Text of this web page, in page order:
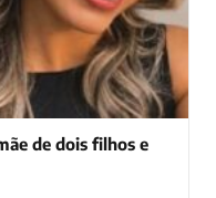
de dois filhos e